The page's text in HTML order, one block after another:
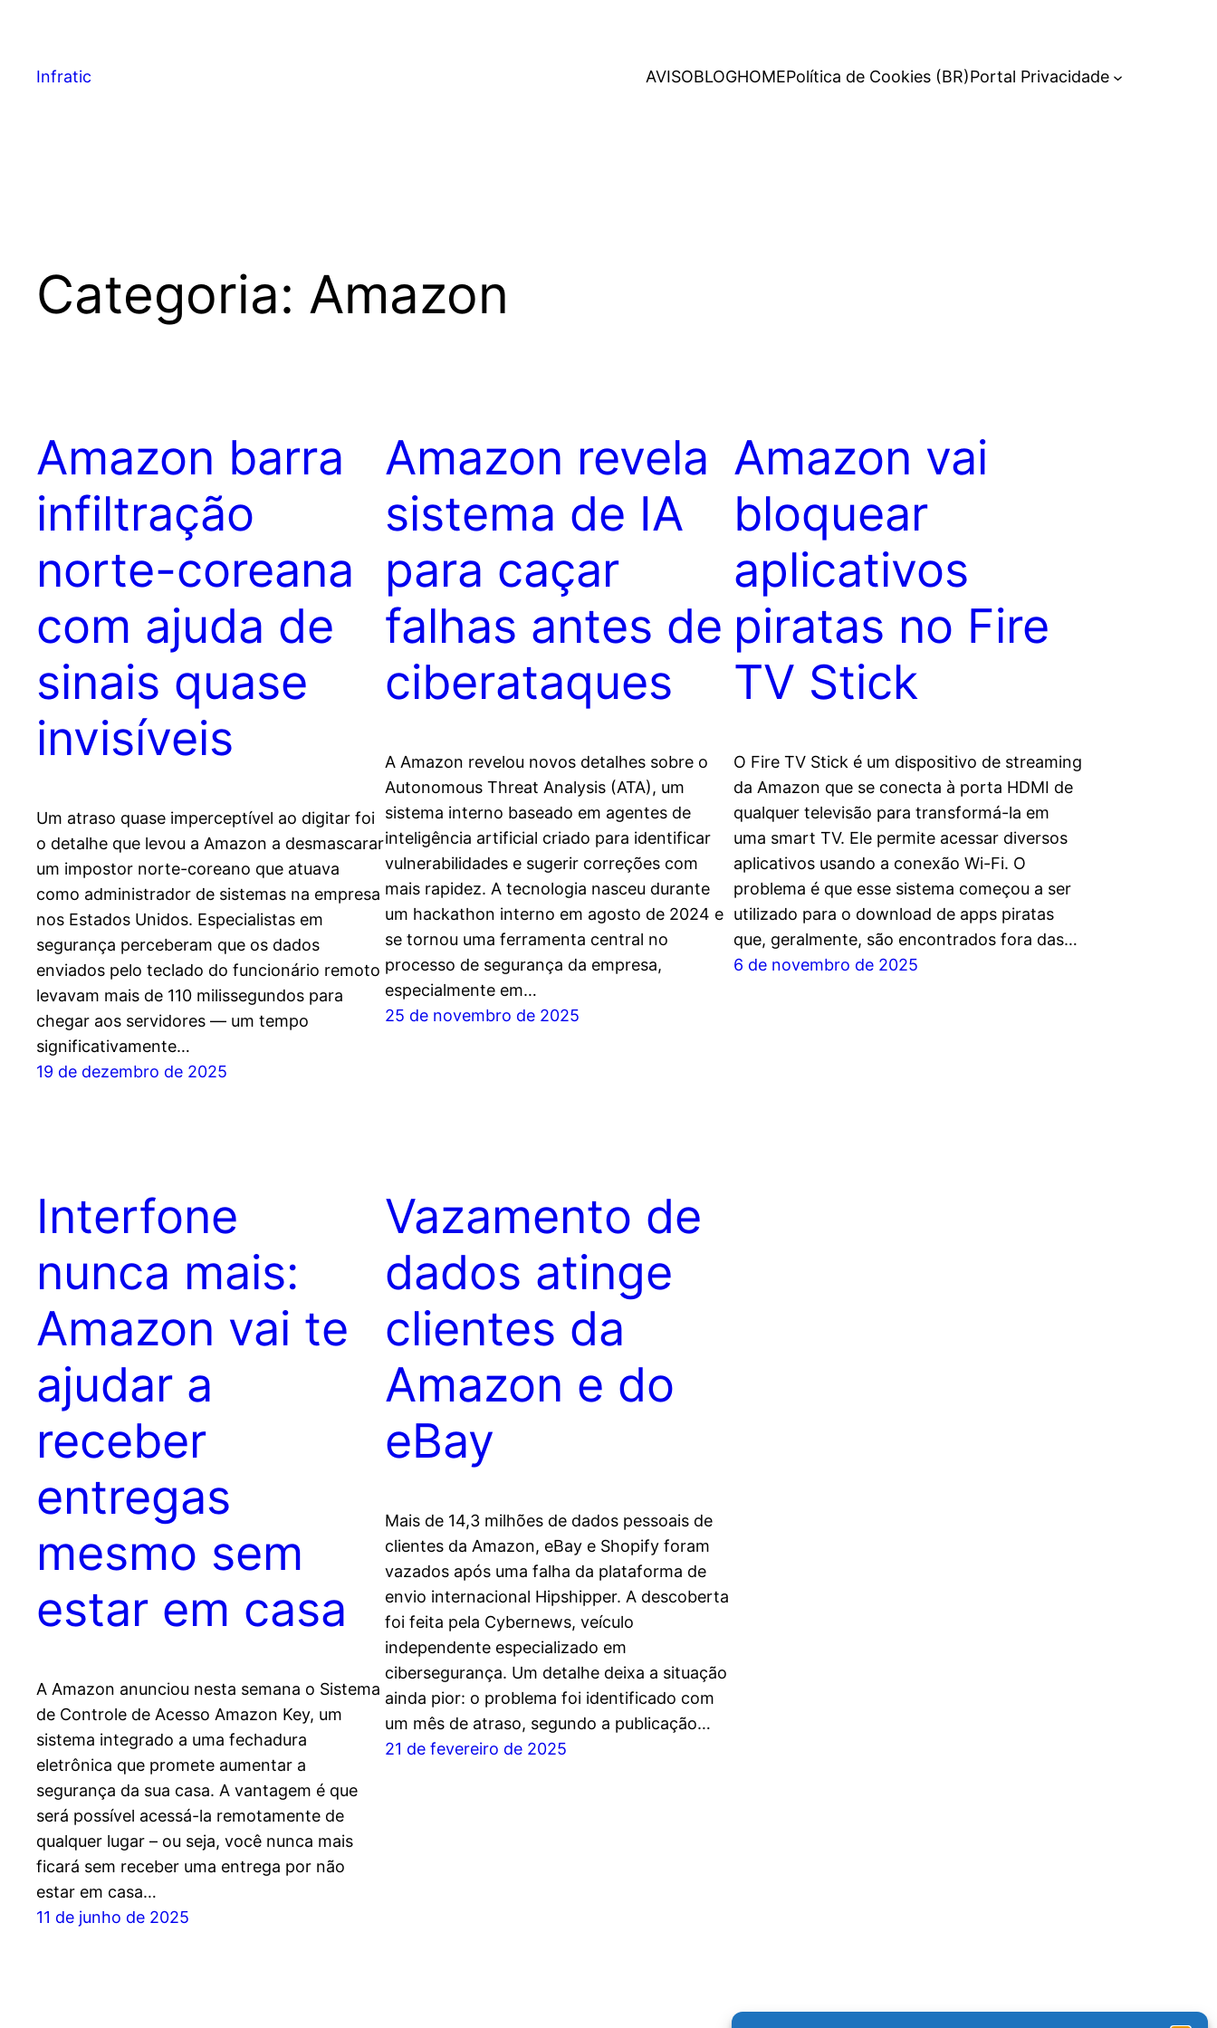
Infratic AVISOBLOGHOMEPolítica de Cookies (BR)Portal Privacidade
Categoria: Amazon
Amazon barra
infiltração
norte-coreana
com ajuda de
sinais quase
invisíveis
Um atraso quase imperceptível ao digitar foi
o detalhe que levou a Amazon a desmascarar
um impostor norte-coreano que atuava
como administrador de sistemas na empresa
nos Estados Unidos. Especialistas em
segurança perceberam que os dados
enviados pelo teclado do funcionário remoto
levavam mais de 110 milissegundos para
chegar aos servidores — um tempo
significativamente…
19 de dezembro de 2025
Amazon revela
sistema de IA
para caçar
falhas antes de
ciberataques
A Amazon revelou novos detalhes sobre o
Autonomous Threat Analysis (ATA), um
sistema interno baseado em agentes de
inteligência artificial criado para identificar
vulnerabilidades e sugerir correções com
mais rapidez. A tecnologia nasceu durante
um hackathon interno em agosto de 2024 e
se tornou uma ferramenta central no
processo de segurança da empresa,
especialmente em…
25 de novembro de 2025
Amazon vai
bloquear
aplicativos
piratas no Fire
TV Stick
O Fire TV Stick é um dispositivo de streaming
da Amazon que se conecta à porta HDMI de
qualquer televisão para transformá-la em
uma smart TV. Ele permite acessar diversos
aplicativos usando a conexão Wi-Fi. O
problema é que esse sistema começou a ser
utilizado para o download de apps piratas
que, geralmente, são encontrados fora das…
6 de novembro de 2025
Interfone
nunca mais:
Amazon vai te
ajudar a
receber
entregas
mesmo sem
estar em casa
A Amazon anunciou nesta semana o Sistema
de Controle de Acesso Amazon Key, um
sistema integrado a uma fechadura
eletrônica que promete aumentar a
segurança da sua casa. A vantagem é que
será possível acessá-la remotamente de
qualquer lugar – ou seja, você nunca mais
ficará sem receber uma entrega por não
estar em casa…
11 de junho de 2025
Vazamento de
dados atinge
clientes da
Amazon e do
eBay
Mais de 14,3 milhões de dados pessoais de
clientes da Amazon, eBay e Shopify foram
vazados após uma falha da plataforma de
envio internacional Hipshipper. A descoberta
foi feita pela Cybernews, veículo
independente especializado em
cibersegurança. Um detalhe deixa a situação
ainda pior: o problema foi identificado com
um mês de atraso, segundo a publicação…
21 de fevereiro de 2025